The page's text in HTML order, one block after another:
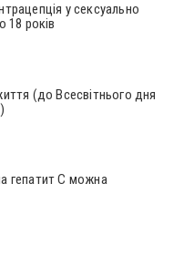
у сексуально
18 років
(до Всесвітнього дня
гепатит С можна